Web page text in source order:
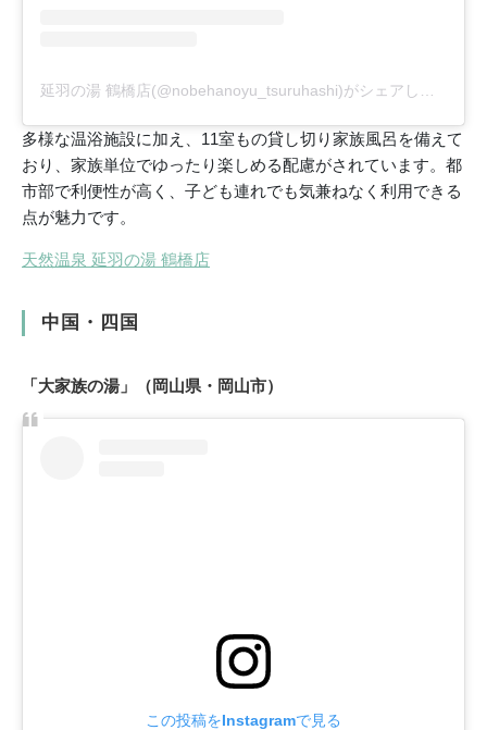
多様な温浴施設に加え、11室もの貸し切り家族風呂を備えて
おり、家族単位でゆったり楽しめる配慮がされています。都
市部で利便性が高く、子ども連れでも気兼ねなく利用できる
点が魅力です。
天然温泉 延羽の湯 鶴橋店
中国・四国
「大家族の湯」（岡山県・岡山市）
この投稿をInstagramで見る